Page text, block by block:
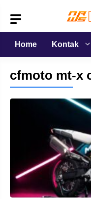
isi
Home
Kontak
cfmoto mt-x